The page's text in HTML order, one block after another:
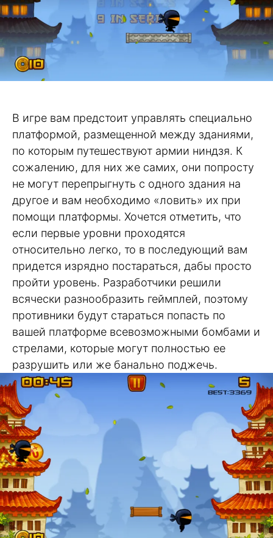
В игре вам предстоит управлять специально
платформой, размещенной между зданиями,
по которым путешествуют армии ниндзя. К
сожалению, для них же самих, они попросту
не могут перепрыгнуть с одного здания на
другое и вам необходимо «ловить» их при
помощи платформы. Хочется отметить, что
если первые уровни проходятся
относительно легко, то в последующий вам
придется изрядно постараться, дабы просто
пройти уровень. Разработчики решили
всячески разнообразить геймплей, поэтому
противники будут стараться попасть по
вашей платформе всевозможными бомбами и
стрелами, которые могут полностью ее
разрушить или же банально поджечь.